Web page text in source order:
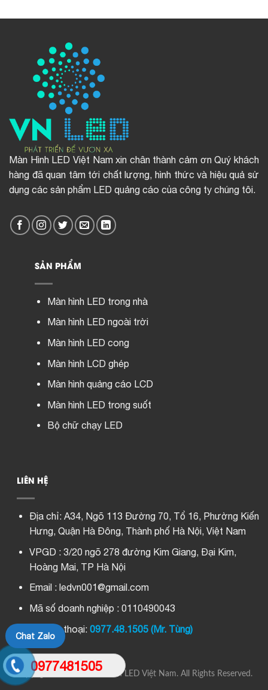
Màn Hình LED Việt Nam xin chân thành cảm ơn Quý khách
hàng đã quan tâm tới chất lượng, hình thức và hiệu quả sử
dụng các sản phẩm LED quảng cáo của công ty chúng tôi.
SẢN PHẨM
Màn hình LED trong nhà
Màn hình LED ngoài trời
Màn hình LED cong
Màn hình LCD ghép
Màn hình quảng cáo LCD
Màn hình LED trong suốt
Bộ chữ chạy LED
LIÊN HỆ
Địa chỉ: A34, Ngõ 113 Đường 70, Tổ 16, Phường Kiến
Hưng, Quận Hà Đông, Thành phố Hà Nội, Việt Nam
VPGD : 3/20 ngõ 278 đường Kim Giang, Đại Kim,
Hoàng Mai, TP Hà Nội
Email : ledvn001@gmail.com
Mã số doanh nghiệp : 0110490043
Số điện thoại: 0977.48.1505 (Mr. Tùng)
Copyright © 2022 Màn Hình LED Việt Nam. All Rights Reserved.
Chat Zalo
0977481505